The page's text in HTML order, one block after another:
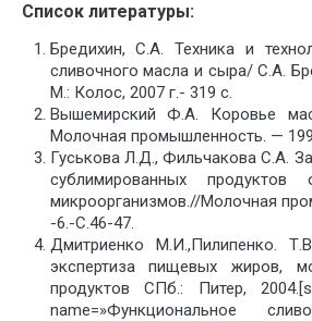
Список литературы:
Бредихин, С.А. Техника и
сливочного масла и сыра/ С.А.
М.: Колос, 2007 г.- 319 с.
Вышемирский Ф.А. Коровье
Молочная промышленность. —
Гуськова Л.Д., Фильчакова С.А.
сублимированных продуктов
микроорганизмов.//Молочная
-6.-С.46-47.
Дмитриенко М.И.,Пилипенко.
экспертиза пищевых жиров,
продуктов СПб.: Питер,
name=»Функциональное